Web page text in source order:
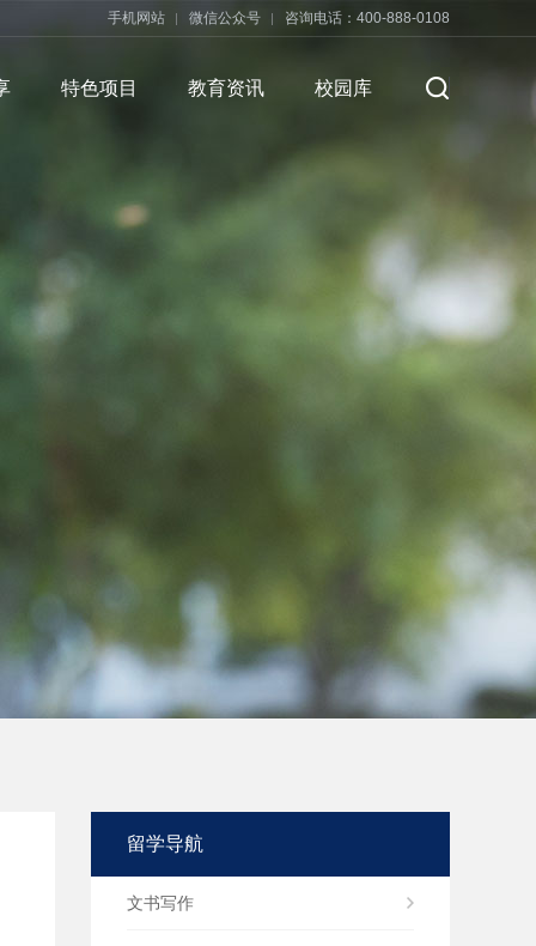
手机网站 微信公众号 咨询电话：400-888-0108
特色项目 教育资讯 校园库
留学导航
文书写作